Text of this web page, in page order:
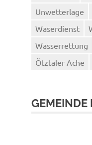
Unwetterlage
Waserdienst
Wasserrettung
Ötztaler Ache
GEMEINDE